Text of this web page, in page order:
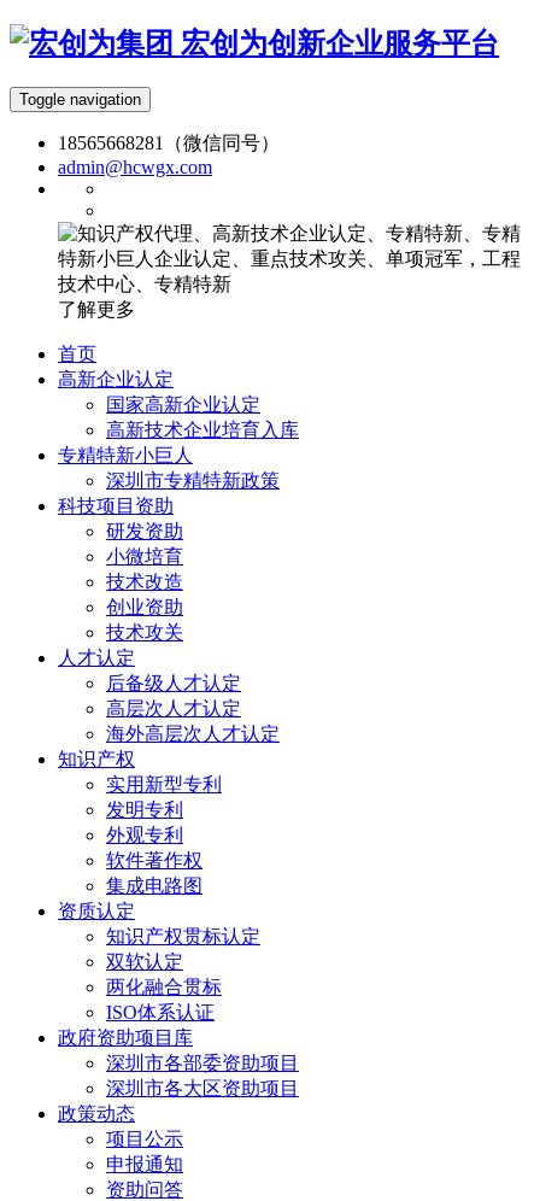
宏创为创新企业服务平台
Toggle navigation
18565668281（微信同号）
admin@hcwgx.com
了解更多
首页
高新企业认定
国家高新企业认定
高新技术企业培育入库
专精特新小巨人
深圳市专精特新政策
科技项目资助
研发资助
小微培育
技术改造
创业资助
技术攻关
人才认定
后备级人才认定
高层次人才认定
海外高层次人才认定
知识产权
实用新型专利
发明专利
外观专利
软件著作权
集成电路图
资质认定
知识产权贯标认定
双软认定
两化融合贯标
ISO体系认证
政府资助项目库
深圳市各部委资助项目
深圳市各大区资助项目
政策动态
项目公示
申报通知
资助问答